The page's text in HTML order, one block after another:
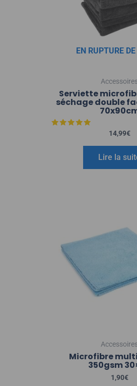
EN RUPTURE
Serviette
séchage double
sur 5
14,99€
Lire la
Microfibre
350gsm
1,90€